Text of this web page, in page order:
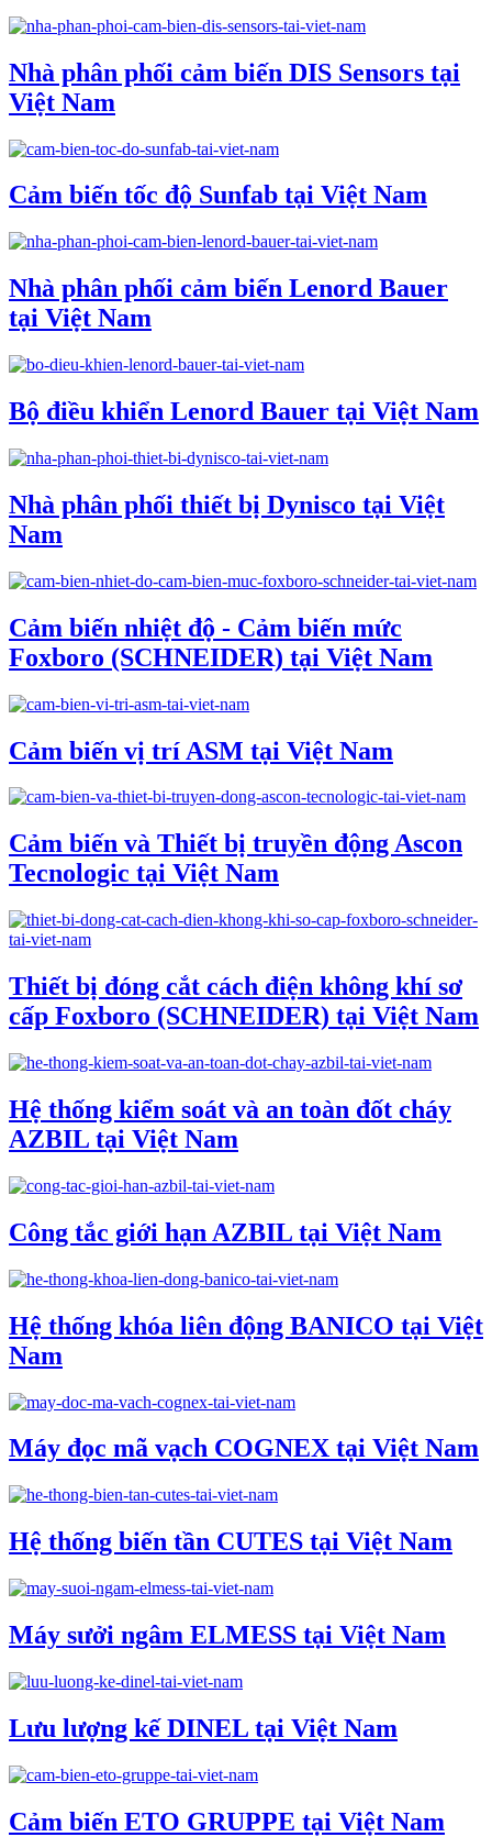
Nhà phân phối cảm biến DIS Sensors tại
Việt Nam
Cảm biến tốc độ Sunfab tại Việt Nam
Nhà phân phối cảm biến Lenord Bauer
tại Việt Nam
Bộ điều khiển Lenord Bauer tại Việt Nam
Nhà phân phối thiết bị Dynisco tại Việt
Nam
Cảm biến nhiệt độ - Cảm biến mức
Foxboro (SCHNEIDER) tại Việt Nam
Cảm biến vị trí ASM tại Việt Nam
Cảm biến và Thiết bị truyền động Ascon
Tecnologic tại Việt Nam
Thiết bị đóng cắt cách điện không khí sơ
cấp Foxboro (SCHNEIDER) tại Việt Nam
Hệ thống kiểm soát và an toàn đốt cháy
AZBIL tại Việt Nam
Công tắc giới hạn AZBIL tại Việt Nam
Hệ thống khóa liên động BANICO tại Việt
Nam
Máy đọc mã vạch COGNEX tại Việt Nam
Hệ thống biến tần CUTES tại Việt Nam
Máy sưởi ngâm ELMESS tại Việt Nam
Lưu lượng kế DINEL tại Việt Nam
Cảm biến ETO GRUPPE tại Việt Nam